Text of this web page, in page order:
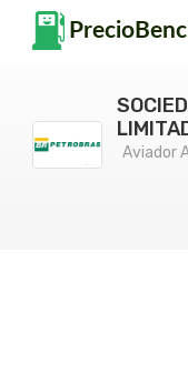
Aviador